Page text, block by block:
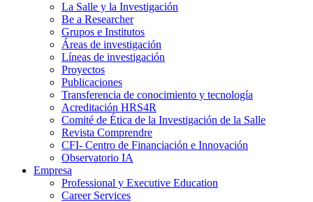
La Salle y la Investigación
Be a Researcher
Grupos e Institutos
Áreas de investigación
Líneas de investigación
Proyectos
Publicaciones
Transferencia de conocimiento y tecnología
Acreditación HRS4R
Comité de Ética de la Investigación de la Salle
Revista Comprendre
CFI- Centro de Financiación e Innovación
Observatorio IA
Empresa
Professional y Executive Education
Career Services